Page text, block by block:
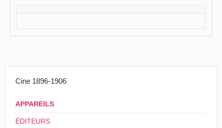
Cine 1896-1906
APPAREILS
ÉDITEURS